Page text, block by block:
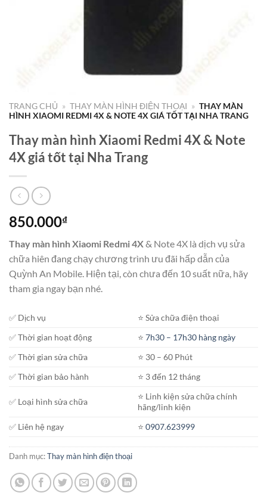
TRANG CHỦ » THAY MÀN HÌNH ĐIỆN THOẠI » THAY MÀN
HÌNH XIAOMI REDMI 4X & NOTE 4X GIÁ TỐT TẠI NHA TRANG
Thay màn hình Xiaomi Redmi 4X & Note
4X giá tốt tại Nha Trang
850.000₫
Thay màn hình Xiaomi Redmi 4X& Note 4X là dịch vụ sửa
chữa hiên đang chạy chương trình ưu đãi hấp dẫn của
Quỳnh An Mobile. Hiện tại, còn chưa đến 10 suất nữa, hãy
tham gia ngay bạn nhé.
✅ Dịch vụ
⭐️ Sửa chữa điện thoại
✅ Thời gian hoạt động
⭐️7h30 – 17h30 hàng ngày
✅ Thời gian sửa chữa
⭐️ 30 – 60 Phút
✅ Thời gian bảo hành
⭐️ 3 đến 12 tháng
✅ Loại hình sửa chữa
⭐️ Linh kiện sửa chữa chính
hãng/linh kiện
✅ Liên hệ ngay
⭐️0907.623999
Danh mục:Thay màn hình điện thoại